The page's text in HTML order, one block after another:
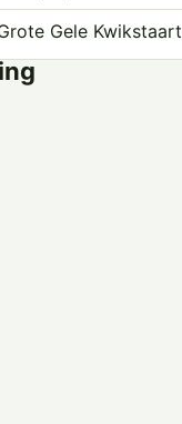
Gele Kwikstaart
Pieper